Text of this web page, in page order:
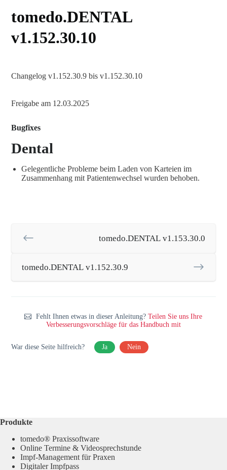
tomedo.DENTAL
v1.152.30.10
Changelog v1.152.30.9 bis v1.152.30.10
Freigabe am 12.03.2025
Bugfixes
Dental
Gelegentliche Probleme beim Laden von Karteien im
Zusammenhang mit Patientenwechsel wurden behoben.
tomedo.DENTAL v1.153.30.0
tomedo.DENTAL v1.152.30.9
Fehlt Ihnen etwas in dieser Anleitung?Teilen Sie uns Ihre
Verbesserungsvorschläge für das Handbuch mit
War diese Seite hilfreich? Ja Nein
Produkte
tomedo® Praxissoftware
Online Termine & Videosprechstunde
Impf-Management für Praxen
Digitaler Impfpass